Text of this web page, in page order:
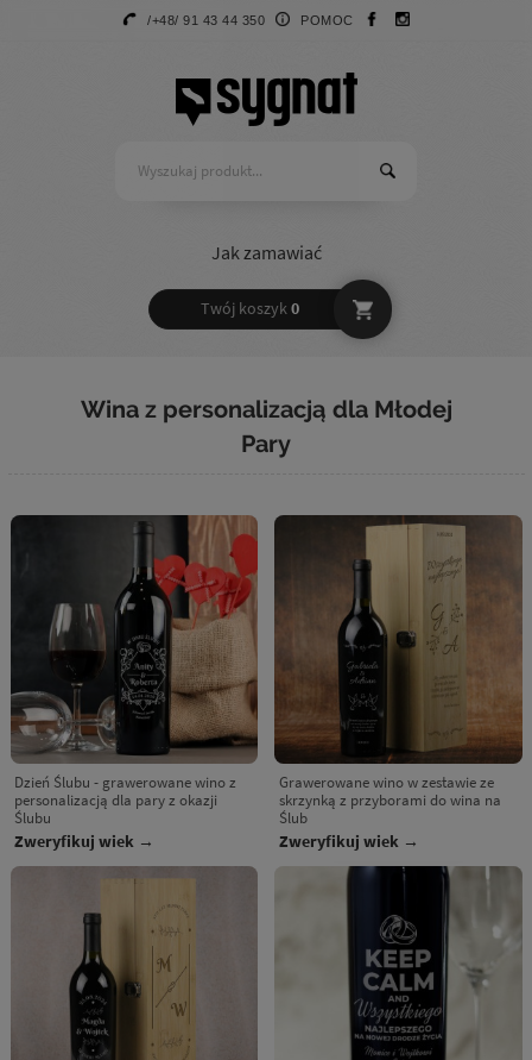
/+48/ 91 43 44 350 POMOC
Jak zamawiać
Twój koszyk0
Wina z personalizacją dla Młodej
Pary
Dzień Ślubu - grawerowane wino z
personalizacją dla pary z okazji
Ślubu
Zweryfikuj wiek →
Grawerowane wino w zestawie ze
skrzynką z przyborami do wina na
Ślub
Zweryfikuj wiek →